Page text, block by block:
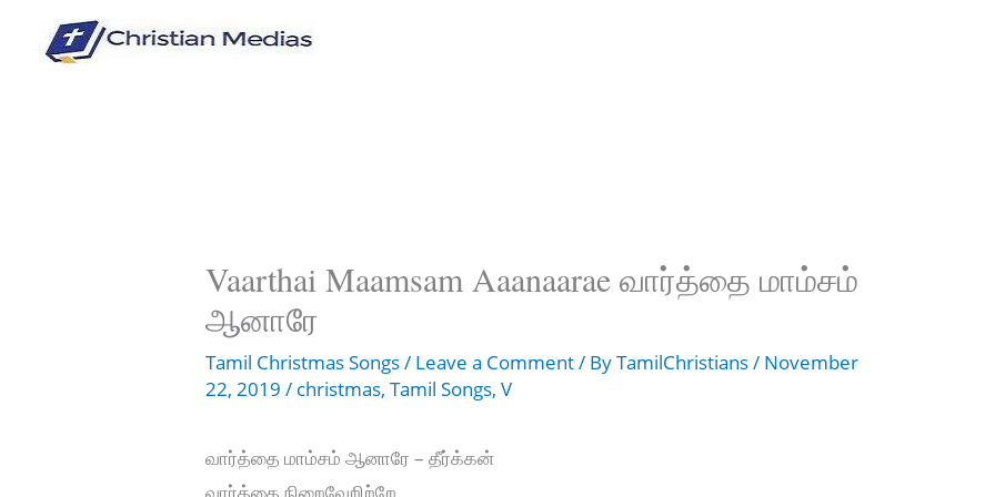
Vaarthai Maamsam Aaanaarae வார்த்தை மாம்சம்
ஆனாரே
Tamil Christmas Songs/ Leave a Comment/ ByTamilChristians/ November
22, 2019/ christmas,Tamil Songs,V
வார்த்தை மாம்சம் ஆனாரே – தீர்க்கன்
வார்த்தை நிறைவேறிற்றே